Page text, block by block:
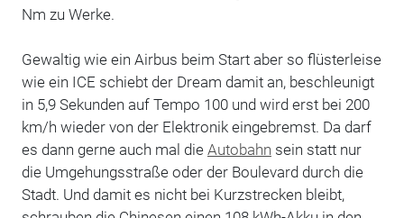
Nm zu Werke.
Gewaltig wie ein Airbus beim Start aber so flüsterleise
wie ein ICE schiebt der Dream damit an, beschleunigt
in 5,9 Sekunden auf Tempo 100 und wird erst bei 200
km/h wieder von der Elektronik eingebremst. Da darf
es dann gerne auch mal die Autobahn sein statt nur
die Umgehungsstraße oder der Boulevard durch die
Stadt. Und damit es nicht bei Kurzstrecken bleibt,